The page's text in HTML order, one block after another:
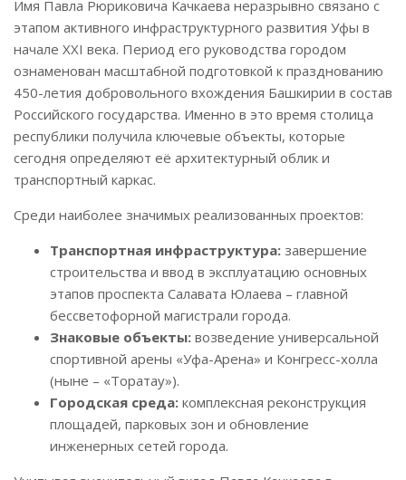
Имя Павла Рюриковича Качкаева неразрывно связано с
этапом активного инфраструктурного развития Уфы в
начале XXI века. Период его руководства городом
ознаменован масштабной подготовкой к празднованию
450-летия добровольного вхождения Башкирии в состав
Российского государства. Именно в это время столица
республики получила ключевые объекты, которые
сегодня определяют её архитектурный облик и
транспортный каркас.
Среди наиболее значимых реализованных проектов:
Транспортная инфраструктура: завершение
строительства и ввод в эксплуатацию основных
этапов проспекта Салавата Юлаева – главной
бессветофорной магистрали города.
Знаковые объекты: возведение универсальной
спортивной арены «Уфа-Арена» и Конгресс-холла
(ныне – «Торатау»).
Городская среда: комплексная реконструкция
площадей, парковых зон и обновление
инженерных сетей города.